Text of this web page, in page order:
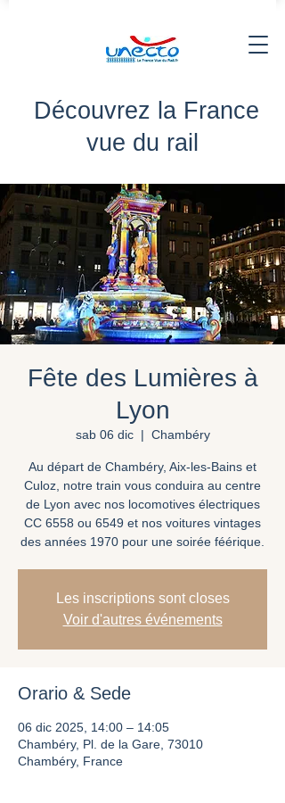
Découvrez la France
vue du rail
Fête des Lumières à
Lyon
sab 06 dic
  |
Chambéry
Au départ de Chambéry, Aix-les-Bains et
Culoz, notre train vous conduira au centre
de Lyon avec nos locomotives électriques
CC 6558 ou 6549 et nos voitures vintages
des années 1970 pour une soirée féérique.
Les inscriptions sont closes
Voir d'autres événements
Orario & Sede
06 dic 2025, 14:00 – 14:05
Chambéry, Pl. de la Gare, 73010
Chambéry, France